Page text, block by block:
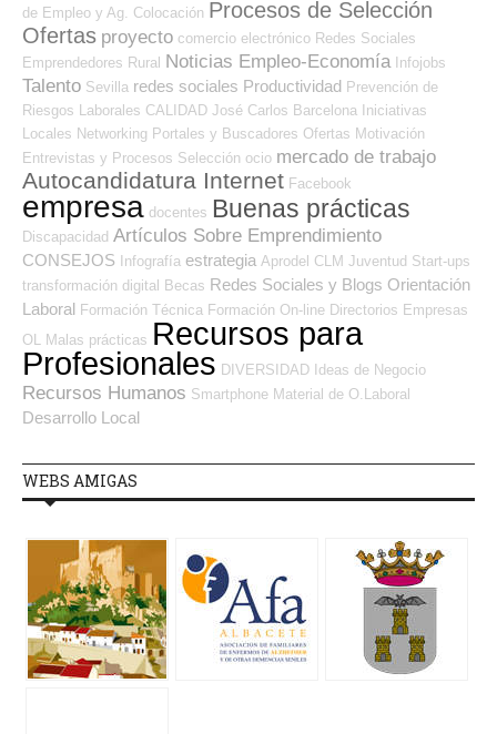
de Empleo y Ag. Colocación Procesos de Selección
Ofertas proyecto comercio electrónico Redes Sociales
Emprendedores Rural Noticias Empleo-Economía Infojobs
Talento Sevilla redes sociales Productividad Prevención de
Riesgos Laborales CALIDAD José Carlos Barcelona Iniciativas
Locales Networking Portales y Buscadores Ofertas Motivación
Entrevistas y Procesos Selección ocio mercado de trabajo
Autocandidatura Internet Facebook
empresa docentes Buenas prácticas
Discapacidad Artículos Sobre Emprendimiento
CONSEJOS Infografía estrategia Aprodel CLM Juventud Start-ups
transformación digital Becas Redes Sociales y Blogs Orientación
Laboral Formación Técnica Formación On-line Directorios Empresas
OL
Malas prácticas Recursos para
Profesionales DIVERSIDAD Ideas de Negocio
Recursos Humanos Smartphone Material de O.Laboral
Desarrollo Local
WEBS AMIGAS